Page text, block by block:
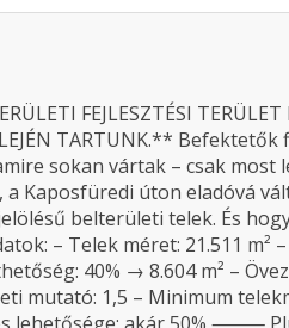
FEJLESZTÉSI
TARTUNK.**
sokan vártak – csak
Kaposfüredi úton eladóvá
belterületi telek. És
– Telek méret: 21.511 m² –
40% → 8.604 m² –
mutató: 1,5 – Minimum